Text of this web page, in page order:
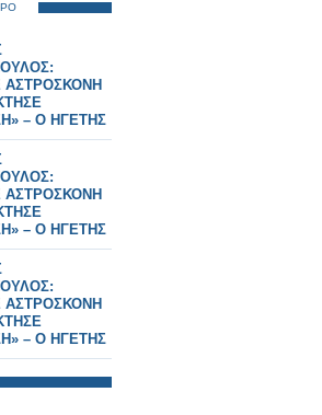
ΑΣΤΡΟΣΚΟΝΗ
– Ο ΗΓΕΤΗΣ
ΠΙΣΩ ΑΠΟ ΤΟ
ΑΣΤΡΟΣΚΟΝΗ
– Ο ΗΓΕΤΗΣ
ΠΙΣΩ ΑΠΟ ΤΟ
ΑΣΤΡΟΣΚΟΝΗ
– Ο ΗΓΕΤΗΣ
ΠΙΣΩ ΑΠΟ ΤΟ